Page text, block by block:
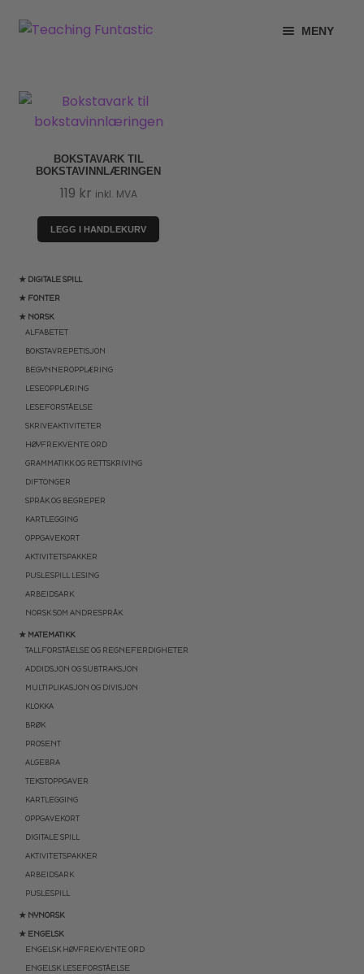
Hopp
Hopp
MENY
MIN KONTO
GRATIS
LISENSER
TIPSHJØRNET
KURS
★ DIGITALE SPILL
★ FONTER
★ NORSK
ALFABETET
BOKSTAVREPETISJON
BEGYNNEROPPLÆRING
LESEOPPLÆRING
LESEFORSTÅELSE
SKRIVEAKTIVITETER
HØYFREKVENTE ORD
GRAMMATIKK OG RETTSKRIVING
DIFTONGER
SPRÅK OG BEGREPER
KARTLEGGING
OPPGAVEKORT
AKTIVITETSPAKKER
PUSLESPILL LESING
ARBEIDSARK
NORSK SOM ANDRESPRÅK
★ MATEMATIKK
TALLFORSTÅELSE OG REGNEFERDIGHETER
ADDIDSJON OG SUBTRAKSJON
MULTIPLIKASJON OG DIVISJON
KLOKKA
BRØK
PROSENT
ALGEBRA
TEKSTOPPGAVER
KARTLEGGING
OPPGAVEKORT
DIGITALE SPILL
AKTIVITETSPAKKER
ARBEIDSARK
PUSLESPILL
★ NYNORSK
★ ENGELSK
ENGELSK HØYFREKVENTE ORD
ENGELSK LESEFORSTÅELSE
BOKSTAVARK TIL
BOKSTAVINNLÆRINGEN
119 kr inkl. MVA
LEGG I HANDLEKURV